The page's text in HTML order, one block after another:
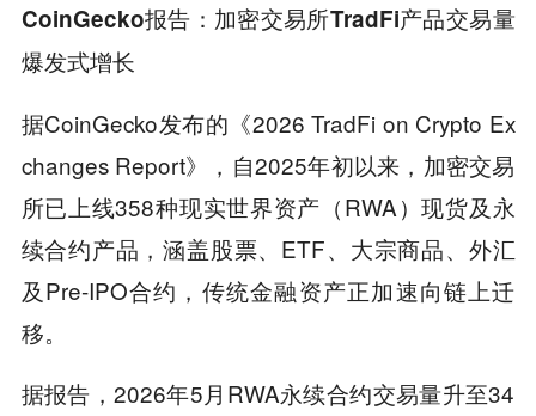
CoinGecko报告：加密交易所TradFi产品交易量
爆发式增长
据CoinGecko发布的《2026 TradFi on Crypto Ex
changes Report》，自2025年初以来，加密交易
所已上线358种现实世界资产（RWA）现货及永
续合约产品，涵盖股票、ETF、大宗商品、外汇
及Pre-IPO合约，传统金融资产正加速向链上迁
移。
据报告，2026年5月RWA永续合约交易量升至34